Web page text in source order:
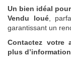
Un bien idéal
Vendu loué,
garantissant un
Contactez votre
plus